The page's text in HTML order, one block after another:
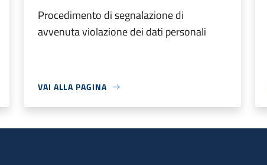
Procedimento di segnalazione di
avvenuta violazione dei dati personali
VAI ALLA PAGINA